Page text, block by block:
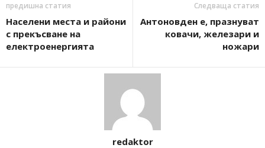
предишна статия
Населени места и райони
с прекъсване на
електроенергията
Следваща статия
Антоновден е, празнуват
ковачи, железари и
ножари
redaktor